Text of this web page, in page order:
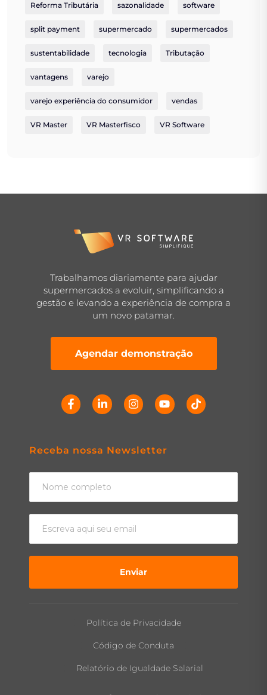
Reforma Tributária sazonalidade software
split payment supermercado supermercados
sustentabilidade tecnologia Tributação
vantagens varejo
varejo experiência do consumidor vendas
VR Master VR Masterfisco VR Software
Trabalhamos diariamente para ajudar
supermercados a evoluir, simplificando a
gestão e levando a experiência de compra a
um novo patamar.
Agendar demonstração
Receba nossa Newsletter
Enviar
Política de Privacidade
Código de Conduta
Relatório de Igualdade Salarial